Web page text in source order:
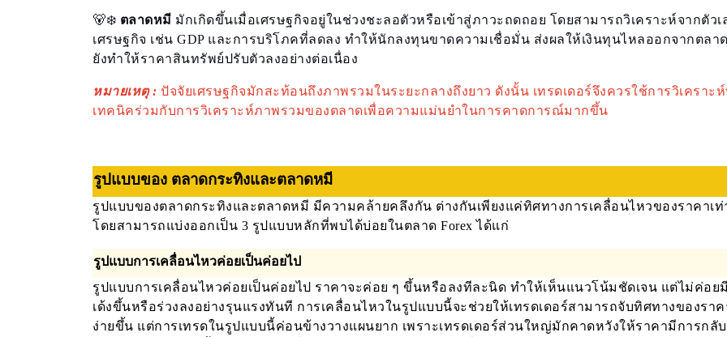
🐻‍❄️ ตลาดหมี มักเกิดขึ้นเมื่อเศรษฐกิจอยู่ในช่วงชะลอตัวหรือเข้าสู่ภาวะถดถอย โดยสามารถวิเคราะห์จากตัวเ
เศรษฐกิจ เช่น GDP และการบริโภคที่ลดลง ทำให้นักลงทุนขาดความเชื่อมั่น ส่งผลให้เงินทุนไหลออกจากตลา
ยังทำให้ราคาสินทรัพย์ปรับตัวลงอย่างต่อเนื่อง
หมายเหตุ : ปัจจัยเศรษฐกิจมักสะท้อนถึงภาพรวมในระยะกลางถึงยาว ดังนั้น เทรดเดอร์จึงควรใช้การวิเคราะห์
เทคนิคร่วมกับการวิเคราะห์ภาพรวมของตลาดเพื่อความแม่นยำในการคาดการณ์มากขึ้น
รูปแบบของ ตลาดกระทิงและตลาดหมี
รูปแบบของตลาดกระทิงและตลาดหมี มีความคล้ายคลึงกัน ต่างกันเพียงแค่ทิศทางการเคลื่อนไหวของราคาเ
โดยสามารถแบ่งออกเป็น 3 รูปแบบหลักที่พบได้บ่อยในตลาด Forex ได้แก่
รูปแบบการเคลื่อนไหวค่อยเป็นค่อยไป
รูปแบบการเคลื่อนไหวค่อยเป็นค่อยไป ราคาจะค่อย ๆ ขึ้นหรือลงทีละนิด ทำให้เห็นแนวโน้มชัดเจน แต่ไม่ค่อย
เด้งขึ้นหรือร่วงลงอย่างรุนแรงทันที การเคลื่อนไหวในรูปแบบนี้จะช่วยให้เทรดเดอร์สามารถจับทิศทางของราค
ง่ายขึ้น แต่การเทรดในรูปแบบนี้ค่อนข้างวางแผนยาก เพราะเทรดเดอร์ส่วนใหญ่มักคาดหวังให้ราคามีการกลั